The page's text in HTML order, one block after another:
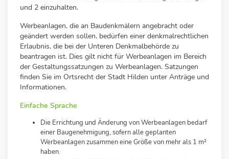
und 2 einzuhalten.
Werbeanlagen, die an Baudenkmälern angebracht oder
geändert werden sollen, bedürfen einer denkmalrechtlichen
Erlaubnis, die bei der Unteren Denkmalbehörde zu
beantragen ist. Dies gilt nicht für Werbeanlagen im Bereich
der Gestaltungssatzungen zu Werbeanlagen. Satzungen
finden Sie im Ortsrecht der Stadt Hilden unter Anträge und
Informationen.
Einfache Sprache
Die Errichtung und Änderung von Werbeanlagen bedarf
einer Baugenehmigung, sofern alle geplanten
Werbeanlagen zusammen eine Größe von mehr als 1 m²
haben.